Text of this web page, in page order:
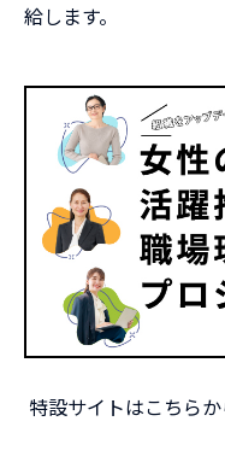
給します。
特設サイトはこちら